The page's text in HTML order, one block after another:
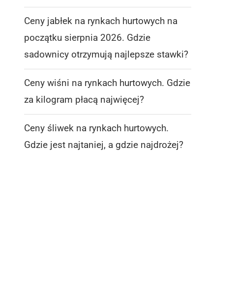
Ceny jabłek na rynkach hurtowych na
początku sierpnia 2026. Gdzie
sadownicy otrzymują najlepsze stawki?
Ceny wiśni na rynkach hurtowych. Gdzie
za kilogram płacą najwięcej?
Ceny śliwek na rynkach hurtowych.
Gdzie jest najtaniej, a gdzie najdrożej?